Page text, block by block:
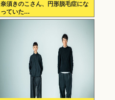
奈須きのこさん、円形脱毛症にな
っていた…